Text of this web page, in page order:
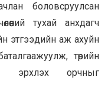
боловсруулсан
тухай анхдагч
этгээдийн аж ахуйн
төрийн
эрхлэх орчныг